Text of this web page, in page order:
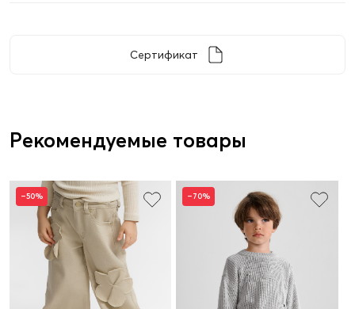
Сертификат
Рекомендуемые товары
–50% –70%